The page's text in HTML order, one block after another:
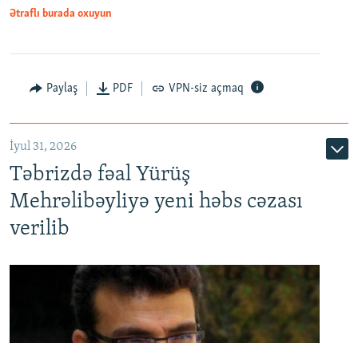
Ətraflı burada oxuyun
Paylaş PDF VPN-siz açmaq
İyul 31, 2026
Təbrizdə fəal Yürüş
Mehrəlibəyliyə yeni həbs cəzası
verilib